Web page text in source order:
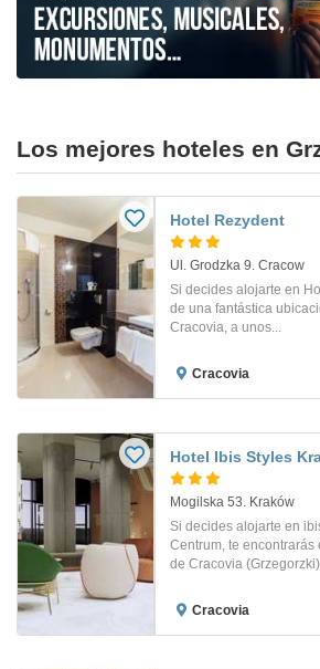
Los mejores hoteles en
Hotel Rezydent
Ul. Grodzka 9. Cracow
Si decides alojarte en
de una fantástica
Cracovia, a unos...
Cracovia
Hotel Ibis Styles
Mogilska 53. Kraków
Si decides alojarte en
Centrum, te
de Cracovia (Grzegorzki)
Cracovia